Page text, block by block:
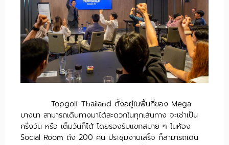
Topgolf Thailand ตั้งอยู่ในพื้นที่ของ Mega
บางนา สามารถเดินทางมาได้สะดวกในทุกเส้นทาง จะเช่าเป็น
ครึ่งวัน หรือ เต็มวันก็ได้ โดยรองรับแขกสบาย ๆ ในห้อง
Social Room ถึง 200 คน ประชุมงานเสร็จ ก็สามารถเดิน